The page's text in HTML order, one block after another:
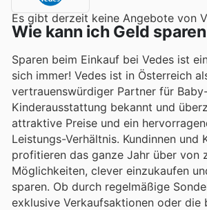
Es gibt derzeit keine Angebote von
Wie kann ich Geld
Sparen beim Einkauf bei Vedes ist
sich immer! Vedes ist in Österreich
vertrauenswürdiger Partner für
Kinderausstattung bekannt und
attraktive Preise und ein
Leistungs-Verhältnis. Kundinnen und
profitieren das ganze Jahr über von
Möglichkeiten, clever einzukaufen
sparen. Ob durch regelmäßige
exklusive Verkaufsaktionen oder die